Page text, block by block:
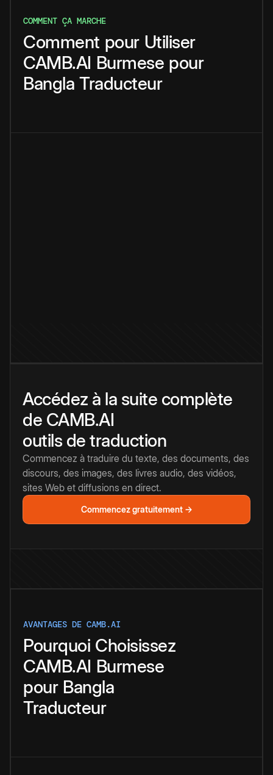
COMMENT ÇA MARCHE
Comment pour Utiliser
CAMB.AI Burmese pour
Bangla Traducteur
Accédez à la suite complète
de CAMB.AI
outils de traduction
Commencez à traduire du texte, des documents, des
discours, des images, des livres audio, des vidéos,
sites Web et diffusions en direct.
Commencez gratuitement →
AVANTAGES DE CAMB.AI
Pourquoi Choisissez
CAMB.AI Burmese
pour Bangla
Traducteur